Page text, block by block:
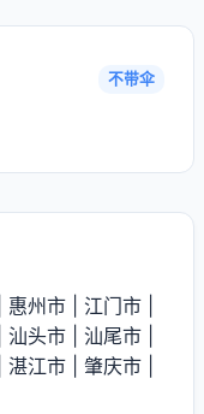
不带伞
惠州市 江门市
汕头市 汕尾市
湛江市 肇庆市